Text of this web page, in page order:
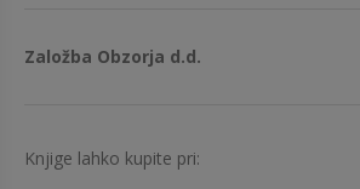
Založba Obzorja d.d.
Knjige lahko kupite pri: